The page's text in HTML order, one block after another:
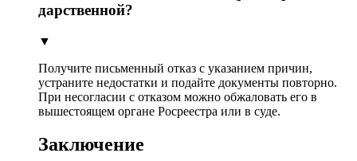
дарственной?
▼
Получите письменный отказ с указанием причин,
устраните недостатки и подайте документы повторно.
При несогласии с отказом можно обжаловать его в
вышестоящем органе Росреестра или в суде.
Заключение